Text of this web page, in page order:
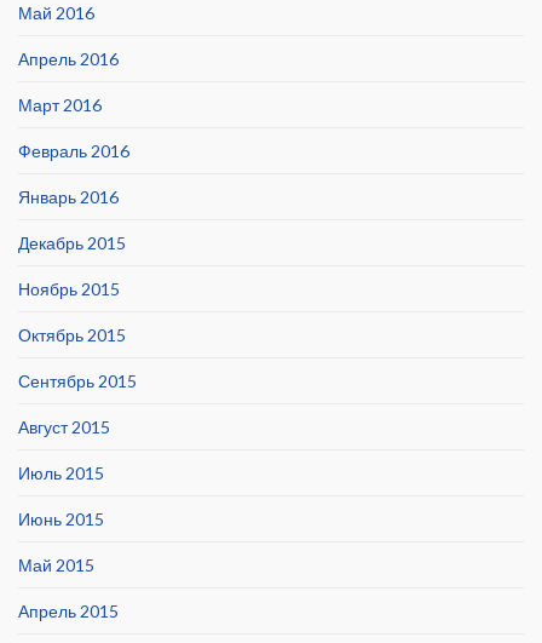
Май 2016
Апрель 2016
Март 2016
Февраль 2016
Январь 2016
Декабрь 2015
Ноябрь 2015
Октябрь 2015
Сентябрь 2015
Август 2015
Июль 2015
Июнь 2015
Май 2015
Апрель 2015